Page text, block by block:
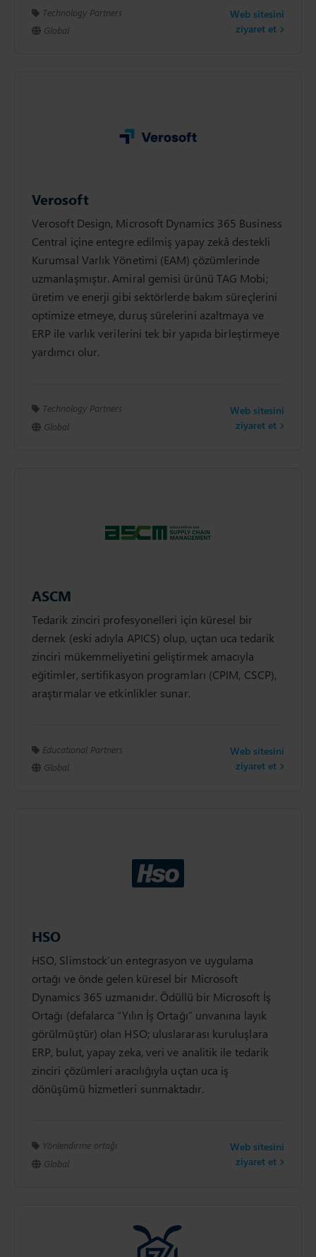
Technology Partners
Global
Web sitesini
ziyaret et
Verosoft
Verosoft Design, Microsoft Dynamics 365 Business
Central içine entegre edilmiş yapay zekâ destekli
Kurumsal Varlık Yönetimi (EAM) çözümlerinde
uzmanlaşmıştır. Amiral gemisi ürünü TAG Mobi;
üretim ve enerji gibi sektörlerde bakım süreçlerini
optimize etmeye, duruş sürelerini azaltmaya ve
ERP ile varlık verilerini tek bir yapıda birleştirmeye
yardımcı olur.
Technology Partners
Global
Web sitesini
ziyaret et
ASCM
Tedarik zinciri profesyonelleri için küresel bir
dernek (eski adıyla APICS) olup, uçtan uca tedarik
zinciri mükemmeliyetini geliştirmek amacıyla
eğitimler, sertifikasyon programları (CPIM, CSCP),
araştırmalar ve etkinlikler sunar.
Educational Partners
Global
Web sitesini
ziyaret et
HSO
HSO, Slimstock’un entegrasyon ve uygulama
ortağı ve önde gelen küresel bir Microsoft
Dynamics 365 uzmanıdır. Ödüllü bir Microsoft İş
Ortağı (defalarca “Yılın İş Ortağı” unvanına layık
görülmüştür) olan HSO; uluslararası kuruluşlara
ERP, bulut, yapay zeka, veri ve analitik ile tedarik
zinciri çözümleri aracılığıyla uçtan uca iş
dönüşümü hizmetleri sunmaktadır.
Yönlendirme ortağı
Global
Web sitesini
ziyaret et